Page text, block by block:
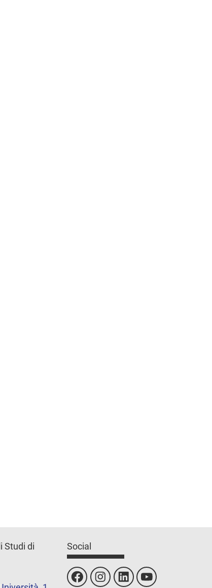
Studi di
Social